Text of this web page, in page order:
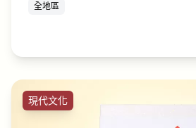
全地區
現代文化